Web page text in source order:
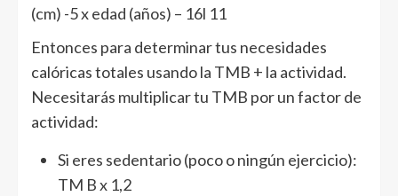
(cm) -5 x edad (años) – 16l 11
Entonces para determinar tus necesidades
calóricas totales usando la TMB + la actividad.
Necesitarás multiplicar tu TMB por un factor de
actividad:
Si eres sedentario (poco o ningún ejercicio):
TM B x 1,2